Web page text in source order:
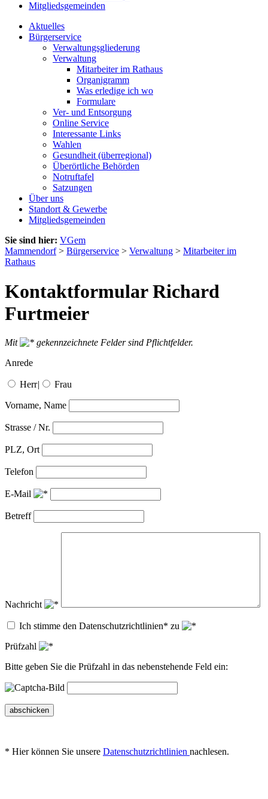
Mitgliedsgemeinden
Aktuelles
Bürgerservice
Verwaltungsgliederung
Verwaltung
Mitarbeiter im Rathaus
Organigramm
Was erledige ich wo
Formulare
Ver- und Entsorgung
Online Service
Interessante Links
Wahlen
Gesundheit (überregional)
Überörtliche Behörden
Notruftafel
Satzungen
Über uns
Standort & Gewerbe
Mitgliedsgemeinden
Sie sind hier: VGem
Mammendorf> Bürgerservice > Verwaltung > Mitarbeiter im
Rathaus
Kontaktformular Richard
Furtmeier
Mit
gekennzeichnete Felder sind Pflichtfelder.
Anrede
Herr| Frau
Vorname, Name
Strasse / Nr.
PLZ, Ort
Telefon
E-Mail
Betreff
Nachricht
Ich stimme den Datenschutzrichtlinien* zu
Prüfzahl
Bitte geben Sie die Prüfzahl in das nebenstehende Feld ein:
abschicken
* Hier können Sie unsere Datenschutzrichtlinien nachlesen.